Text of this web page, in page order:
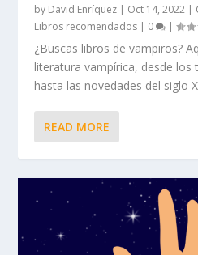
by David Enríquez | Oct 14, 2022 |
Libros recomendados | 0 |
¿Buscas libros de vampiros?
literatura vampírica, desde los
hasta las novedades del siglo
READ MORE